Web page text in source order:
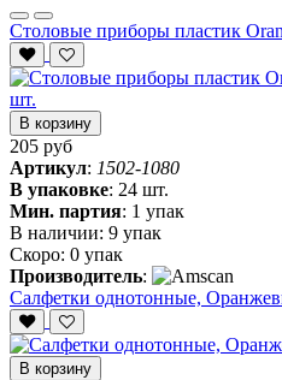
Столовые приборы пластик
В корзину
205 руб
Артикул: 1502-1080
В упаковке: 24 шт.
Мин. партия: 1 упак
В наличии: 9 упак
Скоро: 0 упак
Производитель:
Салфетки однотонные,
В корзину